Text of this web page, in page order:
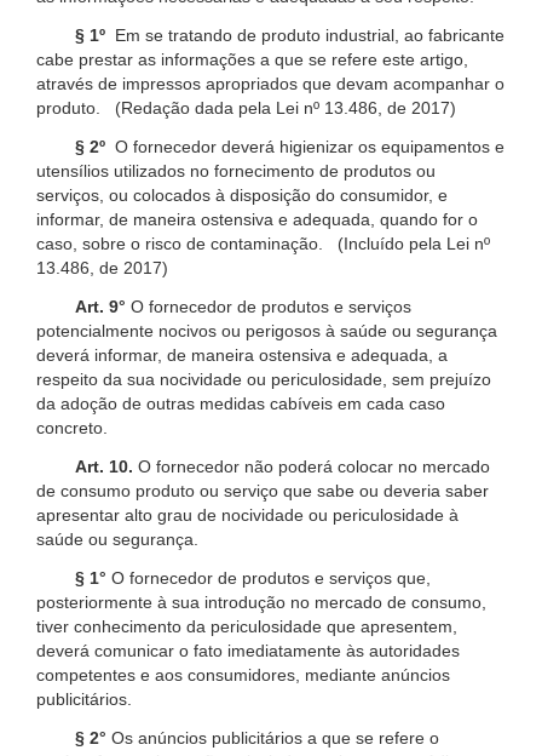
§ 1º Em se tratando de produto industrial, ao fabricante
cabe prestar as informações a que se refere este artigo,
através de impressos apropriados que devam acompanhar o
produto. (Redação dada pela Lei nº 13.486, de 2017)
§ 2º O fornecedor deverá higienizar os equipamentos e
utensílios utilizados no fornecimento de produtos ou
serviços, ou colocados à disposição do consumidor, e
informar, de maneira ostensiva e adequada, quando for o
caso, sobre o risco de contaminação. (Incluído pela Lei nº
13.486, de 2017)
Art. 9° O fornecedor de produtos e serviços
potencialmente nocivos ou perigosos à saúde ou segurança
deverá informar, de maneira ostensiva e adequada, a
respeito da sua nocividade ou periculosidade, sem prejuízo
da adoção de outras medidas cabíveis em cada caso
concreto.
Art. 10. O fornecedor não poderá colocar no mercado
de consumo produto ou serviço que sabe ou deveria saber
apresentar alto grau de nocividade ou periculosidade à
saúde ou segurança.
§ 1° O fornecedor de produtos e serviços que,
posteriormente à sua introdução no mercado de consumo,
tiver conhecimento da periculosidade que apresentem,
deverá comunicar o fato imediatamente às autoridades
competentes e aos consumidores, mediante anúncios
publicitários.
§ 2° Os anúncios publicitários a que se refere o